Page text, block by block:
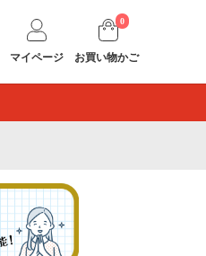
マイページ
0
お買い物かご